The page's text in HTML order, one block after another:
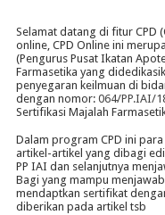
Selamat datang di fitur CPD
online, CPD Online ini
(Pengurus Pusat Ikatan
Farmasetika yang
penyegaran keilmuan di
dengan nomor:064/PP.IAI/
Sertifikasi Majalah
Dalam program CPD ini
artikel-artikel yang dibagi
PP IAI dan selanjutnya
Bagi yang mampu
mendaptkan sertifikat
diberikan pada artikel tsb